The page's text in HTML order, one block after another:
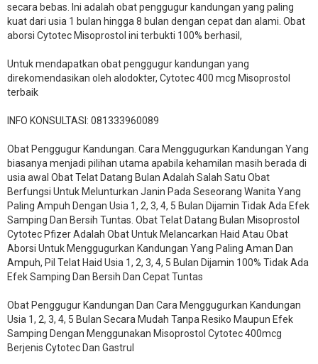
secara bebas. Ini adalah obat penggugur kandungan yang paling
kuat dari usia 1 bulan hingga 8 bulan dengan cepat dan alami. Obat
aborsi Cytotec Misoprostol ini terbukti 100% berhasil,
Untuk mendapatkan obat penggugur kandungan yang
direkomendasikan oleh alodokter, Cytotec 400 mcg Misoprostol
terbaik
INFO KONSULTASI: 081333960089
​Obat Penggugur Kandungan. Cara Menggugurkan Kandungan Yang
biasanya menjadi pilihan utama apabila kehamilan masih berada di
usia awal Obat Telat Datang Bulan Adalah Salah Satu Obat
Berfungsi Untuk Melunturkan Janin Pada Seseorang Wanita Yang
Paling Ampuh Dengan Usia 1, 2, 3, 4, 5 Bulan Dijamin Tidak Ada Efek
Samping Dan Bersih Tuntas. Obat Telat Datang Bulan Misoprostol
Cytotec Pfizer Adalah Obat Untuk Melancarkan Haid Atau Obat
Aborsi Untuk Menggugurkan Kandungan Yang Paling Aman Dan
Ampuh, Pil Telat Haid Usia 1, 2, 3, 4, 5 Bulan Dijamin 100% Tidak Ada
Efek Samping Dan Bersih Dan Cepat Tuntas
Obat Penggugur Kandungan Dan Cara Menggugurkan Kandungan
Usia 1, 2, 3, 4, 5 Bulan Secara Mudah Tanpa Resiko Maupun Efek
Samping Dengan Menggunakan Misoprostol Cytotec 400mcg
Berjenis Cytotec Dan Gastrul